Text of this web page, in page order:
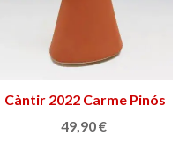
Càntir 2022 Carme Pinós
49,90 €